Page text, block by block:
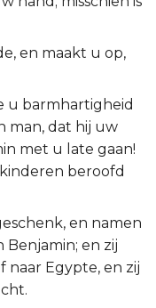
en maakt u op,
u barmhartigheid
man, dat hij uw
met u late gaan!
beroofd
en namen
en zij
naar Egypte, en zij